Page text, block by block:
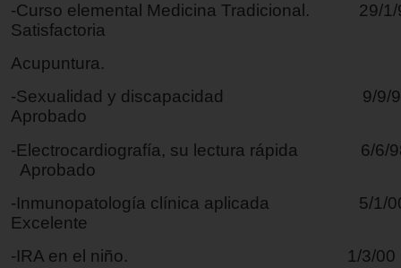
-Curso elemental Medicina Tradicional.
Satisfactoria
Acupuntura.
-Sexualidad y discapacidad
Aprobado
-Electrocardiografía, su lectura rápida
Aprobado
-Inmunopatología clínica aplicada
Excelente
-IRA en el niño. 1/